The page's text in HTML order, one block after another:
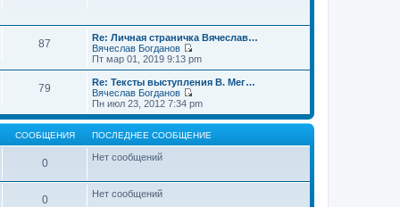
б
щ
н
и
ю
д
н
е
м
о
о
б
щ
е
н
ю
87
Re: Личная страничка Вячеслав…
Вячеслав Богданов
П
е
р
е
й
т
и
к
е
Пт мар 01, 2019 9:13 pm
79
Re: Тексты выступления В. Мег…
Вячеслав Богданов
П
е
р
е
й
Пн июл 23, 2012 7:34 pm
СООБЩЕНИЯ ПОСЛЕДНЕЕ СООБЩЕНИЕ
0 Нет сообщений
0 Нет сообщений